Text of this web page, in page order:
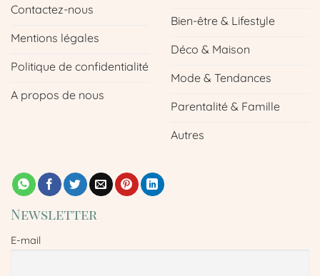
Contactez-nous
Mentions légales
Politique de confidentialité
A propos de nous
Bien-être & Lifestyle
Déco & Maison
Mode & Tendances
Parentalité & Famille
Autres
Newsletter
E-mail